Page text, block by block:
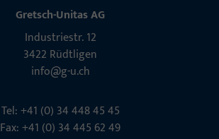
Gretsch-Unitas AG
Indu­s­triestr. 12
3422 Rüdt­ligen
info@g-u.ch
Tel: +41 (0) 34 448 45 45
Fax: +41 (0) 34 445 62 49